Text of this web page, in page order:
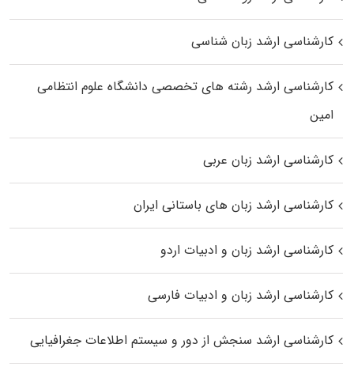
کارشناسی ارشد زبان شناسی
کارشناسی ارشد رﺷﺘﻪ ﻫﺎی تخصصی داﻧﺸﮕﺎه ﻋﻠﻮم انتظامی
اﻣﻴﻦ
کارشناسی ارشد زبان عربی
کارشناسی ارشد زبان‌ های باستانی ایران
کارشناسی ارشد زبان و ادبیات اردو
کارشناسی ارشد زبان و ادبیات فارسی
کارشناسی ارشد سنجش از دور و سیستم اطلاعات جغرافیایی